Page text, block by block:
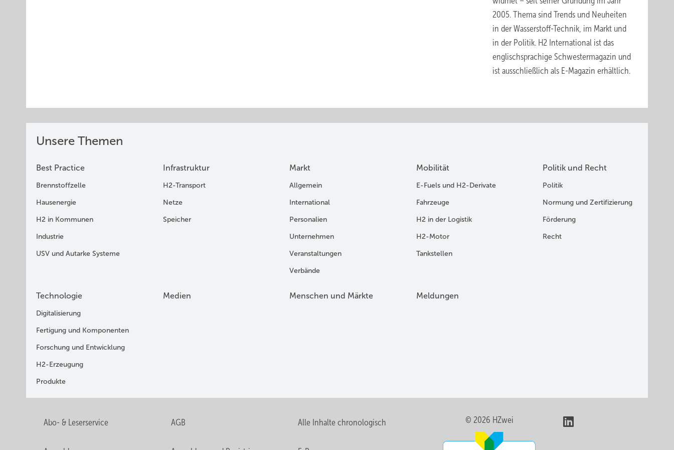
2005. Thema sind Trends und Neuheiten
in der Wasserstoff-Technik, im Markt und
in der Politik. H2 International ist das
englischsprachige Schwestermagazin und
ist ausschließlich als E-Magazin erhältlich.
Unsere Themen
Best Practice
Brennstoffzelle
Hausenergie
H2 in Kommunen
Industrie
USV und Autarke Systeme
Infrastruktur
H2-Transport
Netze
Speicher
Markt
Allgemein
International
Personalien
Unternehmen
Veranstaltungen
Verbände
Mobilität
E-Fuels und H2-Derivate
Fahrzeuge
H2 in der Logistik
H2-Motor
Tankstellen
Politik und Recht
Politik
Normung und Zertifizierung
Förderung
Recht
Technologie
Digitalisierung
Fertigung und Komponenten
Forschung und Entwicklung
H2-Erzeugung
Produkte
Medien Menschen und Märkte Meldungen
Abo- & Leserservice AGB Alle Inhalte chronologisch © 2026 HZwei